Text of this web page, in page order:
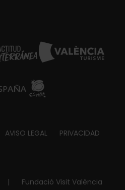
AVISO LEGAL PRIVACIDAD
| Fundació Visit València